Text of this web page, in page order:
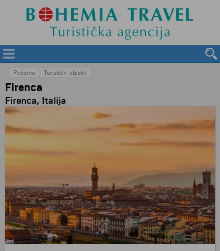
Početna Turistički objekti
Firenca
Firenca, Italija